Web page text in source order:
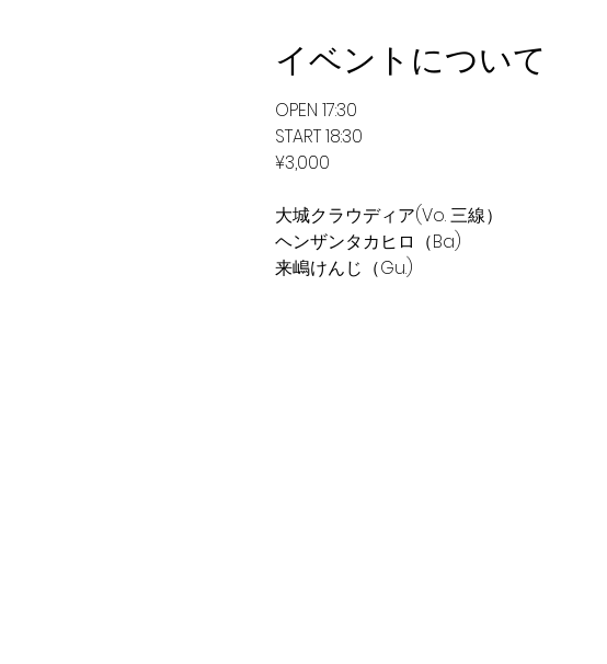
イベントについて
OPEN 17:30
START 18:30
¥3,000
大城クラウディア(Vo. 三線）
ヘンザンタカヒロ（Ba)
来嶋けんじ（Gu.)